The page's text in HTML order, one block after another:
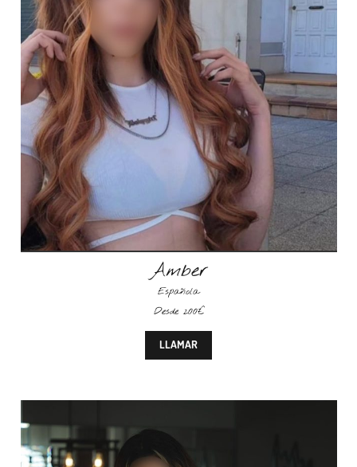
Amber
Española
Desde 200€
LLAMAR